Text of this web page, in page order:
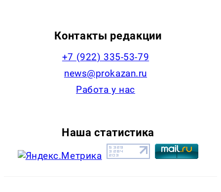
Контакты редакции
+7 (922) 335-53-79
news@prokazan.ru
Работа у нас
Наша статистика